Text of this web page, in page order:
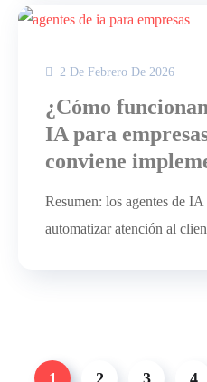
2 De Febrero De 2026
¿Cómo
IA para
conviene
Resumen: los agentes de
automatizar atención al